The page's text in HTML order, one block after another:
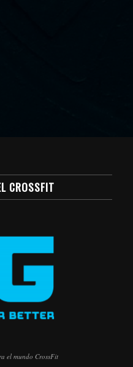
CROSSFIT
el mundo CrossFit